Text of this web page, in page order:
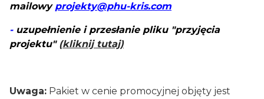
mailowy projekty@phu-kris.com
- uzupełnienie i przesłanie pliku "przyjęcia
projektu" (kliknij tutaj)
Uwaga: Pakiet w cenie promocyjnej objęty jest